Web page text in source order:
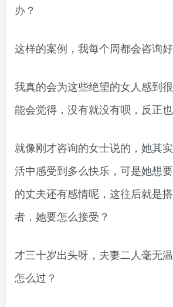
办？
这样的案例，我每个周都会咨询好
我真的会为这些绝望的女人感到
能会觉得，没有就没有呗，反正也
就像刚才咨询的女士说的，她其
活中感受到多么快乐，可是她想
的丈夫还有感情呢，这往后就是
者，她要怎么接受？
才三十岁出头呀，夫妻二人毫无
怎么过？